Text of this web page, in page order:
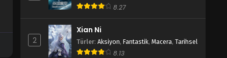
8.27
2
Xian Ni
Türler: Aksiyon, Fantastik, Macera, Tarihsel
8.13